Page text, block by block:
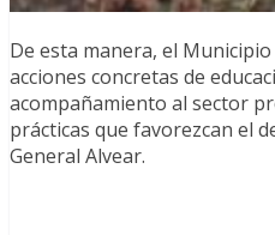
De esta manera, el
acciones concretas de
acompañamiento al sector
prácticas que favorezcan el
General Alvear.